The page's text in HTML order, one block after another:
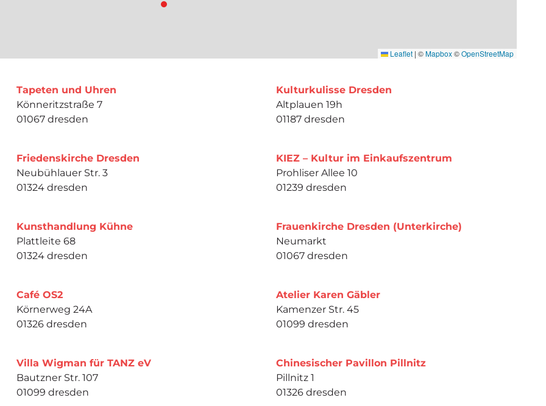
Leaflet | ©Mapbox©OpenStreetMap
Tapeten und Uhren
Könneritzstraße 7
01067 dresden
Kulturkulisse Dresden
Altplauen 19h
01187 dresden
Friedenskirche Dresden
Neubühlauer Str. 3
01324 dresden
KIEZ – Kultur im Einkaufszentrum
Prohliser Allee 10
01239 dresden
Kunsthandlung Kühne
Plattleite 68
01324 dresden
Frauenkirche Dresden (Unterkirche)
Neumarkt
01067 dresden
Café OS2
Körnerweg 24A
01326 dresden
Atelier Karen Gäbler
Kamenzer Str. 45
01099 dresden
Villa Wigman für TANZ eV
Bautzner Str. 107
01099 dresden
Chinesischer Pavillon Pillnitz
Pillnitz 1
01326 dresden